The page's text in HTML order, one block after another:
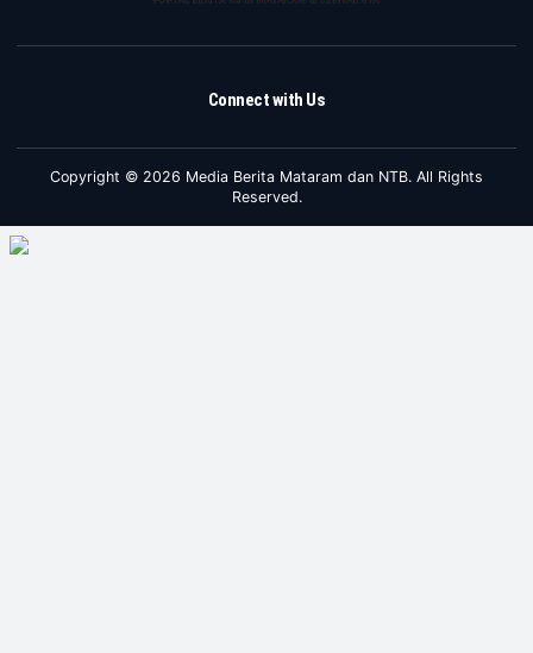
Connect with Us
Copyright © 2026 Media Berita Mataram dan NTB. All Rights
Reserved.